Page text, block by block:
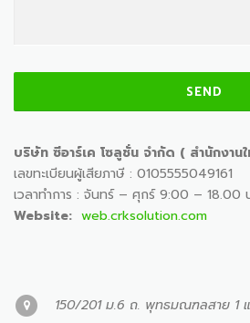
บริษัท ซีอาร์เค โซลูชั่น จำกัด ( สำนักงาน
เลขทะเบียนผู้เสียภาษี : 0105555049161
เวลาทำการ : จันทร์ – ศุกร์ 9:00 – 18.00
Website: web.crksolution.com
150/201 ม.6 ถ. พุทธมณฑลสาย 1